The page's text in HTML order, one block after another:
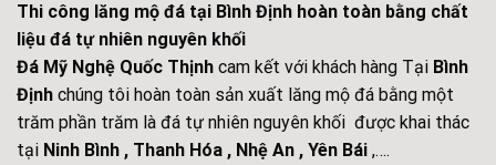
Thi công lăng mộ đá tại Bình Định hoàn toàn bằng chất
liệu đá tự nhiên nguyên khối
Đá Mỹ Nghệ Quốc Thịnh cam kết với khách hàng Tại Bình
Định chúng tôi hoàn toàn sản xuất lăng mộ đá bằng một
trăm phần trăm là đá tự nhiên nguyên khối được khai thác
tại Ninh Bình , Thanh Hóa , Nhệ An , Yên Bái ,….